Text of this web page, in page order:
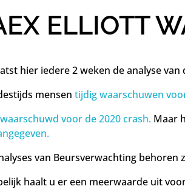
ELLIOTT
hier iedere 2 weken de analyse van
mensen tijdig waarschuwen
voor de 2020 crash. Maar
van Beursverwachting
haalt u er een meerwaarde uit